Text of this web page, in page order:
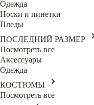
Одежда
Носки и пинетки
Пледы
ПОСЛЕДНИЙ РАЗМЕР
Посмотреть все
Аксессуары
Одежда
КОСТЮМЫ
Посмотреть все